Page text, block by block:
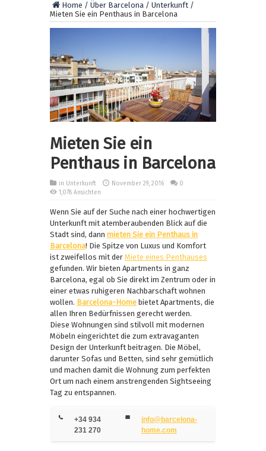
Home / Über Barcelona / Unterkunft /
Mieten Sie ein Penthaus in Barcelona
Mieten Sie ein
Penthaus in Barcelona
in Unterkunft November 29, 2016
0
1,078 Ansichten
Wenn Sie auf der Suche nach einer hochwertigen
Unterkunft mit atemberaubenden Blick auf die
Stadt sind, dann mieten Sie ein Penthaus in
Barcelona! Die Spitze von Luxus und Komfort
ist zweifellos mit der Miete eines Penthauses
gefunden. Wir bieten Apartments in ganz
Barcelona, egal ob Sie direkt im Zentrum oder in
einer etwas ruhigeren Nachbarschaft wohnen
wollen. Barcelona-Home bietet Apartments, die
allen Ihren Bedürfnissen gerecht werden.
Diese Wohnungen sind stilvoll mit modernen
Möbeln eingerichtet die zum extravaganten
Design der Unterkunft beitragen. Die Möbel,
darunter Sofas und Betten, sind sehr gemütlich
und machen damit die Wohnung zum perfekten
Ort um nach einem anstrengenden Sightseeing
Tag zu entspannen.
+34 934
231 270
info@barcelona-
home.com